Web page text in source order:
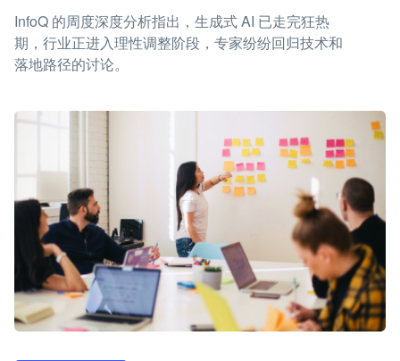
InfoQ 的周度深度分析指出，生成式 AI 已走完狂热
期，行业正进入理性调整阶段，专家纷纷回归技术和
落地路径的讨论。